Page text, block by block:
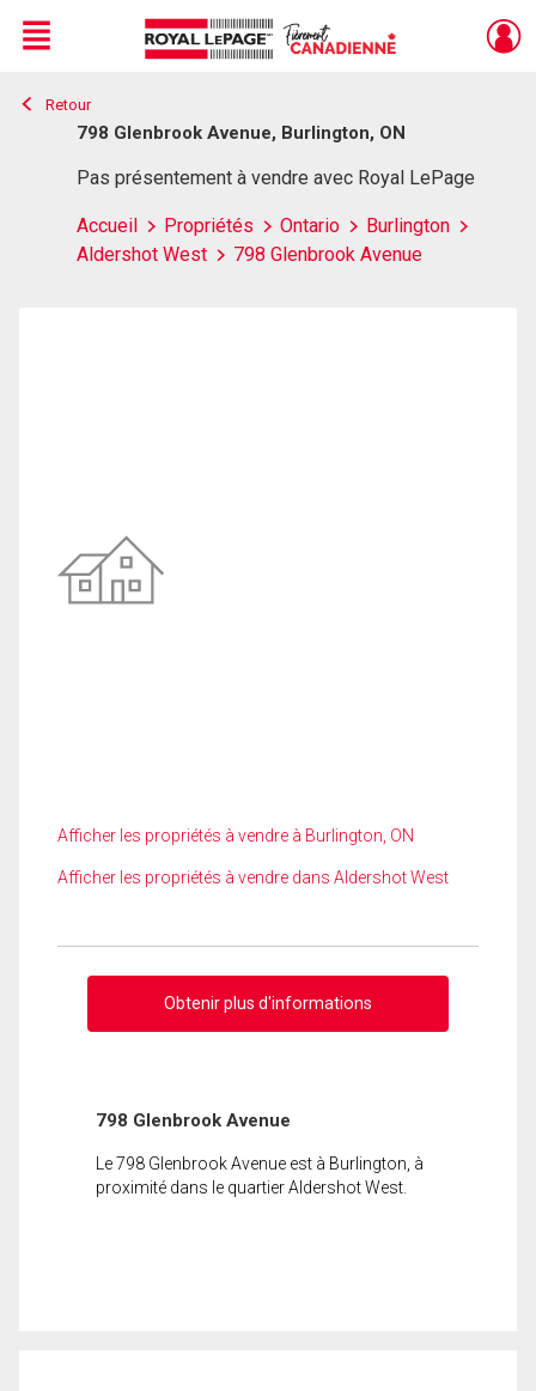
Live
En Direct
Menu
Retour
798 Glenbrook Avenue, Burlington, ON
Pas présentement à vendre avec Royal LePage
Accueil Propriétés Ontario
Burlington
Aldershot West
798 Glenbrook Avenue
Afficher les propriétés à vendre à Burlington, ON
Afficher les propriétés à vendre dans Aldershot West
Obtenir plus d'informations
798 Glenbrook Avenue
Le 798 Glenbrook Avenue est à Burlington, à
proximité dans le quartier Aldershot West.